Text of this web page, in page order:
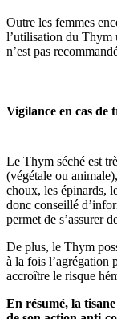
Outre les femmes
l’utilisation du Thym
n’est pas
Vigilance en cas de
Le Thym séché est
(végétale ou
choux, les épinards,
donc conseillé
permet de s’assurer
De plus, le Thym
à la fois l’agrégation
accroître le risque
En résumé, la